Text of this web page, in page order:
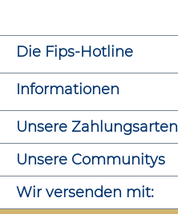
Die Fips-Hotline
Informationen
Unsere Zahlungsarten
Unsere Communitys
Wir versenden mit: